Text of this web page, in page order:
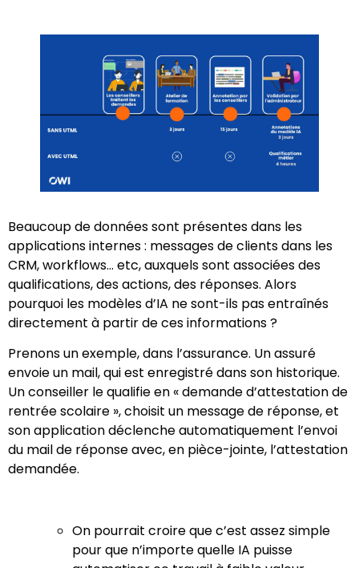
Beaucoup de données sont présentes dans les
applications internes : messages de clients dans les
CRM, workflows… etc, auxquels sont associées des
qualifications, des actions, des réponses. Alors
pourquoi les modèles d’IA ne sont-ils pas entraînés
directement à partir de ces informations ?
Prenons un exemple, dans l’assurance. Un assuré
envoie un mail, qui est enregistré dans son historique.
Un conseiller le qualifie en « demande d’attestation de
rentrée scolaire », choisit un message de réponse, et
son application déclenche automatiquement l’envoi
du mail de réponse avec, en pièce-jointe, l’attestation
demandée.
On pourrait croire que c’est assez simple
pour que n’importe quelle IA puisse